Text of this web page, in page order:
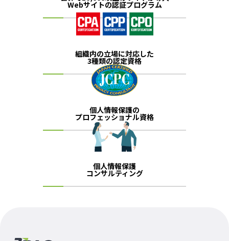
Webサイトの認証プログラム
組織内の立場に対応した
3種類の認定資格
個人情報保護の
プロフェッショナル資格
個人情報保護
コンサルティング